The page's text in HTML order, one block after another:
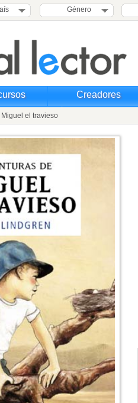
Género
Creadores
el travieso